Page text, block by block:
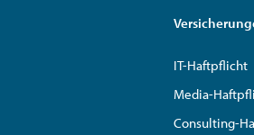
IT-Haftpflicht
Media-
Consulting-